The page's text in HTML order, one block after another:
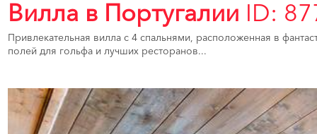
Вилла в Португалии ID:
Привлекательная вилла с 4 спальнями, расположенная в
полей для гольфа и лучших ресторанов...